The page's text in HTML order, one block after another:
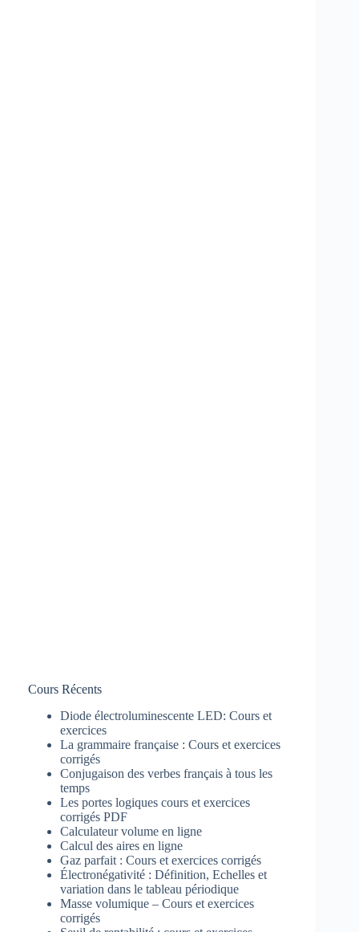
Cours Récents
Diode électroluminescente LED: Cours et
exercices
La grammaire française : Cours et exercices
corrigés
Conjugaison des verbes français à tous les
temps
Les portes logiques cours et exercices
corrigés PDF
Calculateur volume en ligne
Calcul des aires en ligne
Gaz parfait : Cours et exercices corrigés
Électronégativité : Définition, Echelles et
variation dans le tableau périodique
Masse volumique – Cours et exercices
corrigés